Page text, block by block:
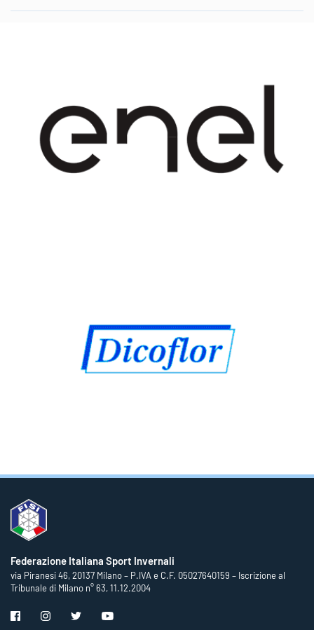
Federazione Italiana Sport Invernali
via Piranesi 46, 20137 Milano – P.IVA e C.F. 05027640159 – Iscrizione al
Tribunale di Milano n° 63, 11.12.2004